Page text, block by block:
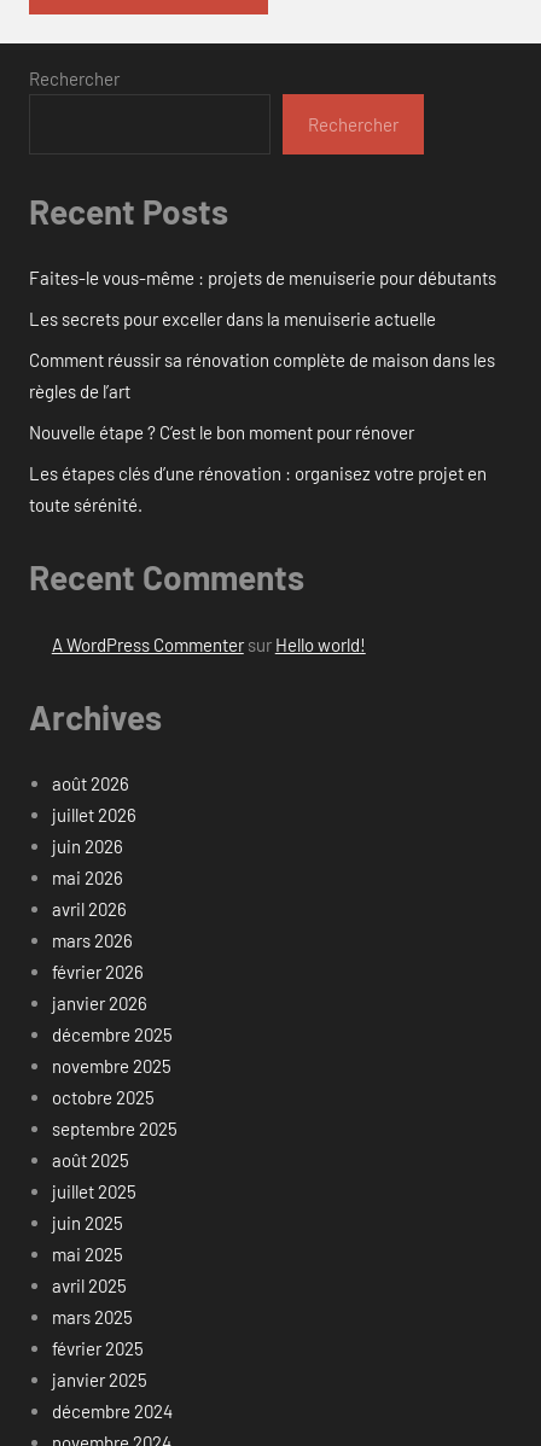
Rechercher
Rechercher
Recent Posts
Faites-le vous-même : projets de menuiserie pour débutants
Les secrets pour exceller dans la menuiserie actuelle
Comment réussir sa rénovation complète de maison dans les
règles de l’art
Nouvelle étape ? C’est le bon moment pour rénover
Les étapes clés d’une rénovation : organisez votre projet en
toute sérénité.
Recent Comments
A WordPress Commentersur Hello world!
Archives
août 2026
juillet 2026
juin 2026
mai 2026
avril 2026
mars 2026
février 2026
janvier 2026
décembre 2025
novembre 2025
octobre 2025
septembre 2025
août 2025
juillet 2025
juin 2025
mai 2025
avril 2025
mars 2025
février 2025
janvier 2025
décembre 2024